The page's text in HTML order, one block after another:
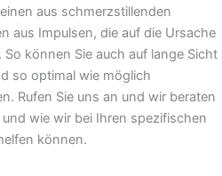
aus schmerzstillenden
aus Impulsen, die auf die Ursache
können Sie auch auf lange Sicht
so optimal wie möglich
Rufen Sie uns an und wir beraten
wie wir bei Ihren spezifischen
können.